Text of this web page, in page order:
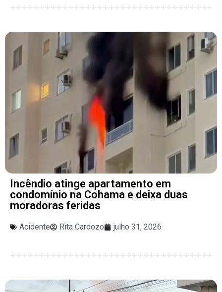
Incêndio atinge apartamento em
condomínio na Cohama e deixa duas
moradoras feridas
Acidente Rita Cardozo julho 31, 2026